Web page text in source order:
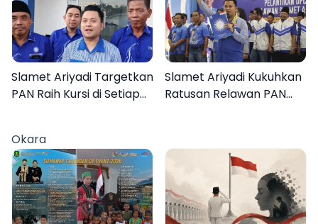
Slamet Ariyadi Targetkan
PAN Raih Kursi di Setiap
Slamet Ariyadi Kukuhkan
Ratusan Relawan PAN
Rakyat
Okara